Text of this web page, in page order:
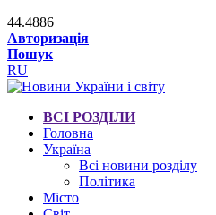
44.4886
Авторизація
Пошук
RU
ВСІ РОЗДІЛИ
Головна
Україна
Всі новини розділу
Політика
Місто